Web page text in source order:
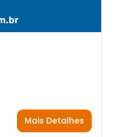
Mais Detalhes